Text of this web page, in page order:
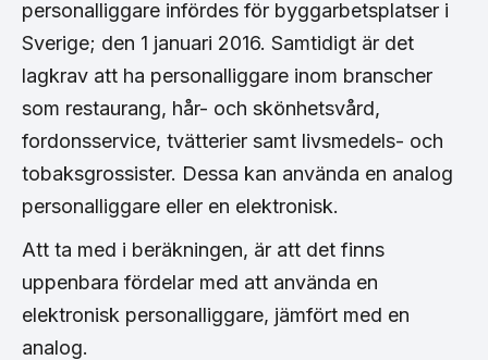
personalliggare infördes för byggarbetsplatser i
Sverige; den 1 januari 2016. Samtidigt är det
lagkrav att ha personalliggare inom branscher
som restaurang, hår- och skönhetsvård,
fordonsservice, tvätterier samt livsmedels- och
tobaksgrossister. Dessa kan använda en analog
personalliggare eller en elektronisk.
Att ta med i beräkningen, är att det finns
uppenbara fördelar med att använda en
elektronisk personalliggare, jämfört med en
analog.